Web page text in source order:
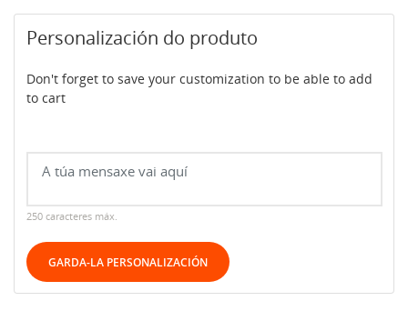
Personalización do produto
Don't forget to save your customization to be able to add
to cart
250 caracteres máx.
GARDA-LA PERSONALIZACIÓN